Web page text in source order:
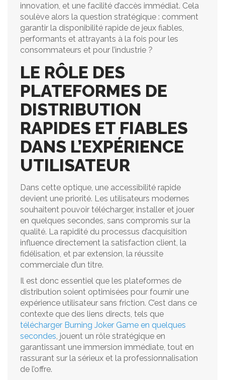
innovation, et une facilité d’accès immédiat. Cela
soulève alors la question stratégique : comment
garantir la disponibilité rapide de jeux fiables,
performants et attrayants à la fois pour les
consommateurs et pour l’industrie ?
LE RÔLE DES
PLATEFORMES DE
DISTRIBUTION
RAPIDES ET FIABLES
DANS L’EXPÉRIENCE
UTILISATEUR
Dans cette optique, une accessibilité rapide
devient une priorité. Les utilisateurs modernes
souhaitent pouvoir télécharger, installer et jouer
en quelques secondes, sans compromis sur la
qualité. La rapidité du processus d’acquisition
influence directement la satisfaction client, la
fidélisation, et par extension, la réussite
commerciale d’un titre.
Il est donc essentiel que les plateformes de
distribution soient optimisées pour fournir une
expérience utilisateur sans friction. C’est dans ce
contexte que des liens directs, tels que
télécharger Burning Joker Game en quelques
secondes, jouent un rôle stratégique en
garantissant une immersion immédiate, tout en
rassurant sur la sérieux et la professionnalisation
de l’offre.